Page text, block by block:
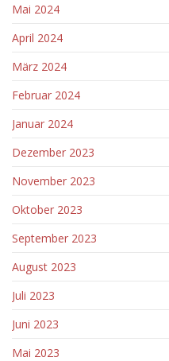
Mai 2024
April 2024
März 2024
Februar 2024
Januar 2024
Dezember 2023
November 2023
Oktober 2023
September 2023
August 2023
Juli 2023
Juni 2023
Mai 2023